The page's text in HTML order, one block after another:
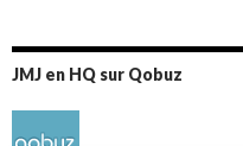
JMJ en HQ sur Qobuz